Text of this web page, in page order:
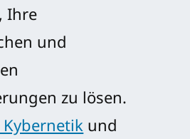
Ihre
und
zu lösen.
und